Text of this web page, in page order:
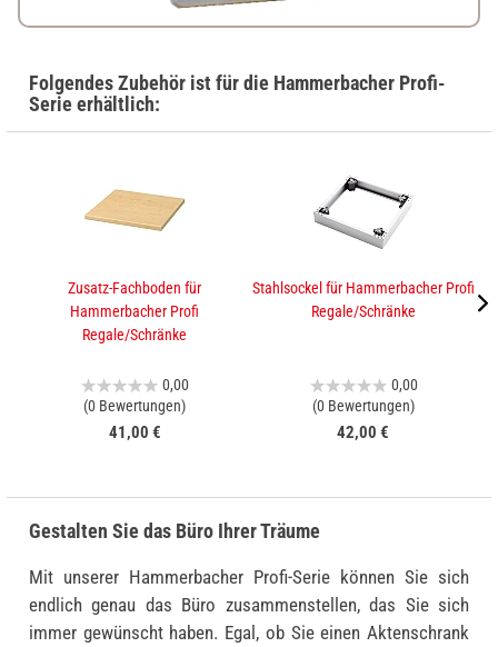
Folgendes Zubehör ist für die Hammerbacher Profi-
Serie erhältlich:
Zusatz-Fachboden für
Hammerbacher Profi
Regale/Schränke
0,00
(0 Bewertungen)
41,00 €
Stahlsockel für Hammerbacher Profi
Regale/Schränke
0,00
(0 Bewertungen)
42,00 €
Gestalten Sie das Büro Ihrer Träume
Mit unserer Hammerbacher Profi-Serie können Sie sich
endlich genau das Büro zusammenstellen, das Sie sich
immer gewünscht haben. Egal, ob Sie einen Aktenschrank